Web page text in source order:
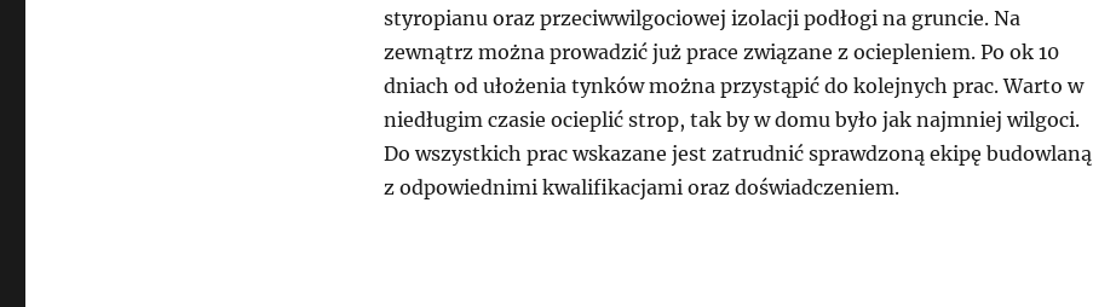
styropianu oraz przeciwwilgociowej izolacji podłogi na gruncie. Na
zewnątrz można prowadzić już prace związane z ociepleniem. Po ok 10
dniach od ułożenia tynków można przystąpić do kolejnych prac. Warto w
niedługim czasie ocieplić strop, tak by w domu było jak najmniej wilgoci.
Do wszystkich prac wskazane jest zatrudnić sprawdzoną ekipę budowlaną
z odpowiednimi kwalifikacjami oraz doświadczeniem.